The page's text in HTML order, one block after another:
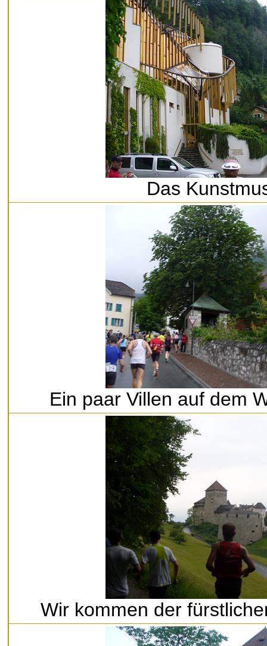
Das
Ein paar Villen auf dem
Wir kommen der